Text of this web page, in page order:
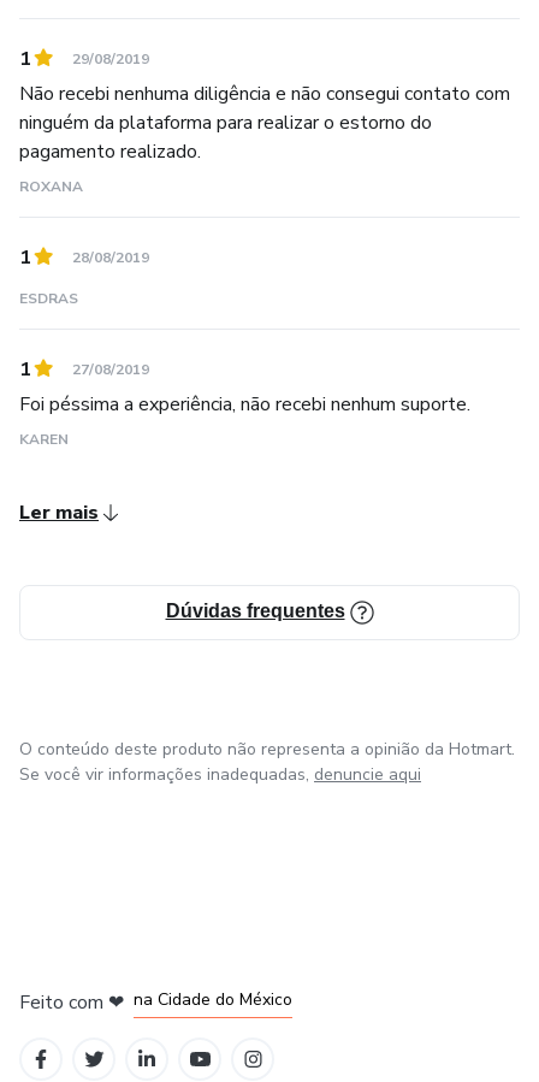
1 29/08/2019
Não recebi nenhuma diligência e não consegui contato com
ninguém da plataforma para realizar o estorno do
pagamento realizado.
ROXANA
1 28/08/2019
ESDRAS
1 27/08/2019
Foi péssima a experiência, não recebi nenhum suporte.
KAREN
Ler mais
Dúvidas frequentes
O conteúdo deste produto não representa a opinião da Hotmart.
Se você vir informações inadequadas, denuncie aqui
Feito com ❤ na Cidade do México